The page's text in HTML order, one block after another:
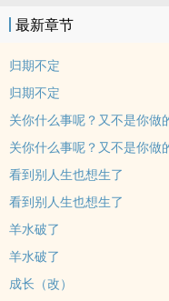
最新章节
归期不定
归期不定
关你什么事呢？又不是你做
关你什么事呢？又不是你做
看到别人生也想生了
看到别人生也想生了
羊水破了
羊水破了
成长（改）